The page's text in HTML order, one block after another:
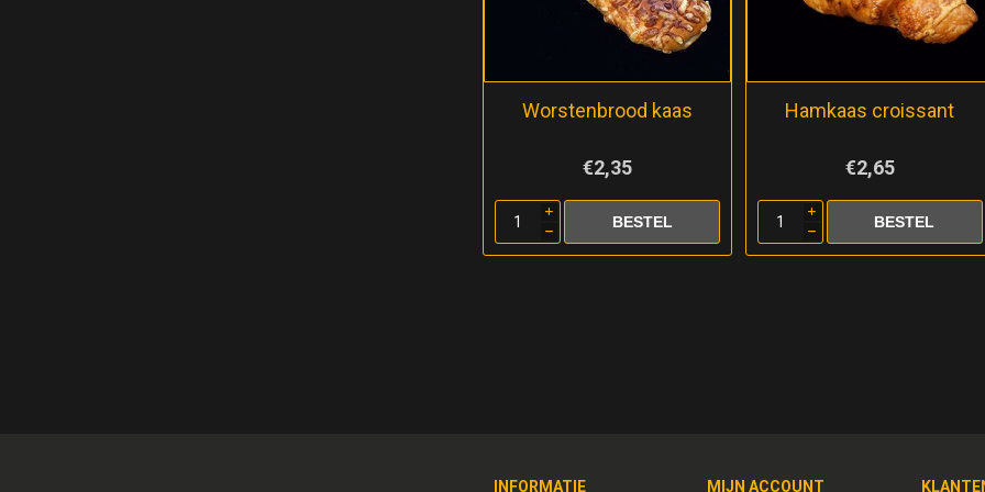
Worstenbrood kaas
€2,35
i
h
Hamkaas croissant
€2,65
i
h
INFORMATIE MIJN ACCOUNT